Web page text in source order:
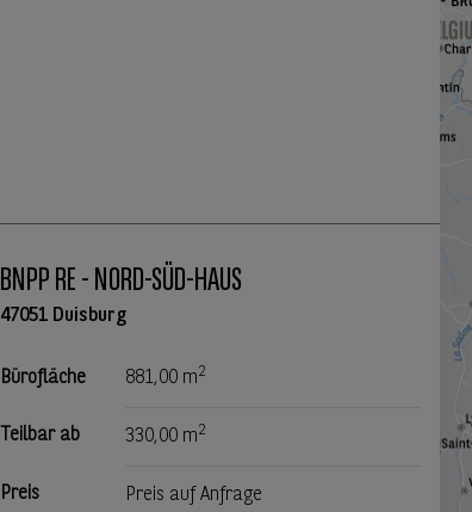
BNPP RE - NORD-SÜD-HAUS
47051 Duisburg
Bürofläche 881,00 m2
Teilbar ab 330,00 m2
Preis Preis auf Anfrage